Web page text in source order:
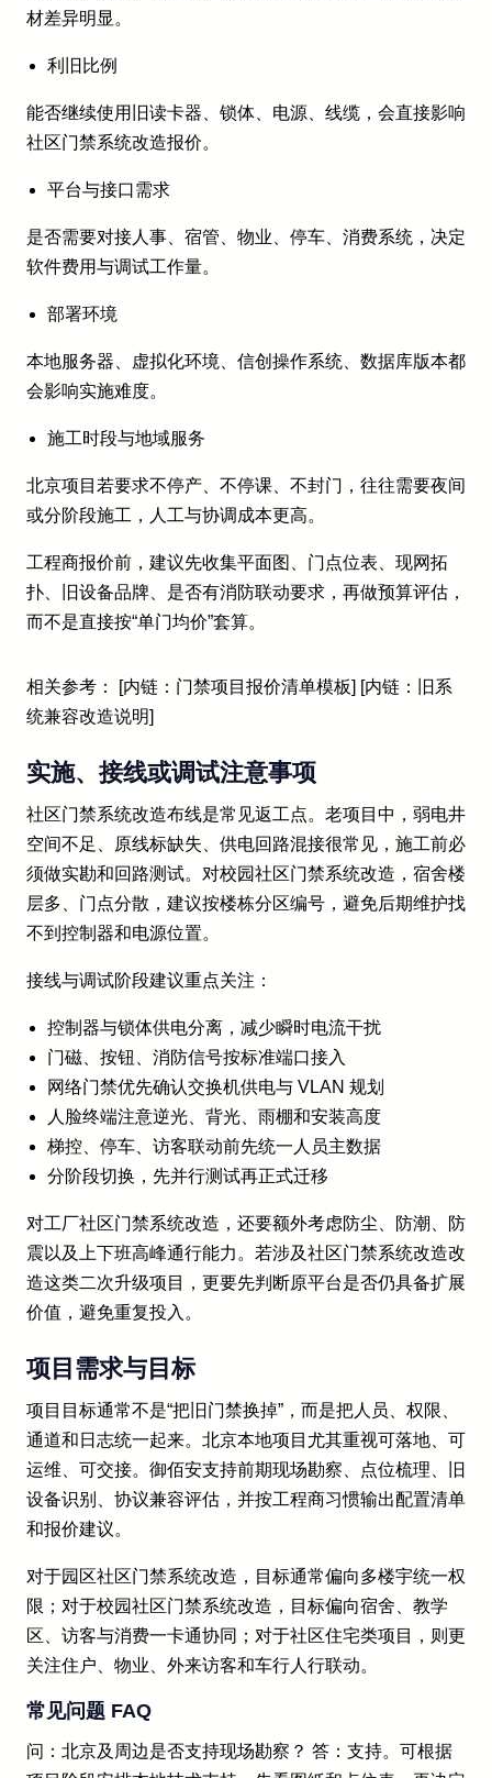
材差异明显。
利旧比例
能否继续使用旧读卡器、锁体、电源、线缆，会直接影响
社区门禁系统改造报价。
平台与接口需求
是否需要对接人事、宿管、物业、停车、消费系统，决定
软件费用与调试工作量。
部署环境
本地服务器、虚拟化环境、信创操作系统、数据库版本都
会影响实施难度。
施工时段与地域服务
北京项目若要求不停产、不停课、不封门，往往需要夜间
或分阶段施工，人工与协调成本更高。
工程商报价前，建议先收集平面图、门点位表、现网拓
扑、旧设备品牌、是否有消防联动要求，再做预算评估，
而不是直接按“单门均价”套算。
相关参考： [内链：门禁项目报价清单模板] [内链：旧系
统兼容改造说明]
实施、接线或调试注意事项
社区门禁系统改造布线是常见返工点。老项目中，弱电井
空间不足、原线标缺失、供电回路混接很常见，施工前必
须做实勘和回路测试。对校园社区门禁系统改造，宿舍楼
层多、门点分散，建议按楼栋分区编号，避免后期维护找
不到控制器和电源位置。
接线与调试阶段建议重点关注：
控制器与锁体供电分离，减少瞬时电流干扰
门磁、按钮、消防信号按标准端口接入
网络门禁优先确认交换机供电与 VLAN 规划
人脸终端注意逆光、背光、雨棚和安装高度
梯控、停车、访客联动前先统一人员主数据
分阶段切换，先并行测试再正式迁移
对工厂社区门禁系统改造，还要额外考虑防尘、防潮、防
震以及上下班高峰通行能力。若涉及社区门禁系统改造改
造这类二次升级项目，更要先判断原平台是否仍具备扩展
价值，避免重复投入。
项目需求与目标
项目目标通常不是“把旧门禁换掉”，而是把人员、权限、
通道和日志统一起来。北京本地项目尤其重视可落地、可
运维、可交接。御佰安支持前期现场勘察、点位梳理、旧
设备识别、协议兼容评估，并按工程商习惯输出配置清单
和报价建议。
对于园区社区门禁系统改造，目标通常偏向多楼宇统一权
限；对于校园社区门禁系统改造，目标偏向宿舍、教学
区、访客与消费一卡通协同；对于社区住宅类项目，则更
关注住户、物业、外来访客和车行人行联动。
常见问题 FAQ
问：北京及周边是否支持现场勘察？ 答：支持。可根据